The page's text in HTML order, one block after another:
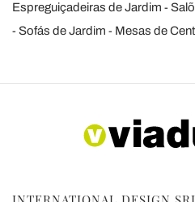
Espreguiçadeiras de Jardim
Sofás de Jardim
Mesas de